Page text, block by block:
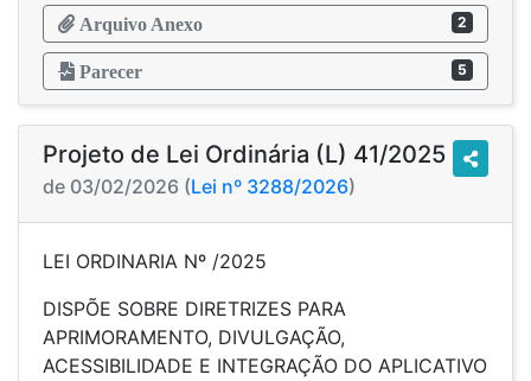
Arquivo Anexo 2
Parecer 5
Projeto de Lei Ordinária (L) 41/2025
de 03/02/2026 (Lei nº 3288/2026)
LEI ORDINARIA Nº /2025
DISPÕE SOBRE DIRETRIZES PARA
APRIMORAMENTO, DIVULGAÇÃO,
ACESSIBILIDADE E INTEGRAÇÃO DO APLICATIVO